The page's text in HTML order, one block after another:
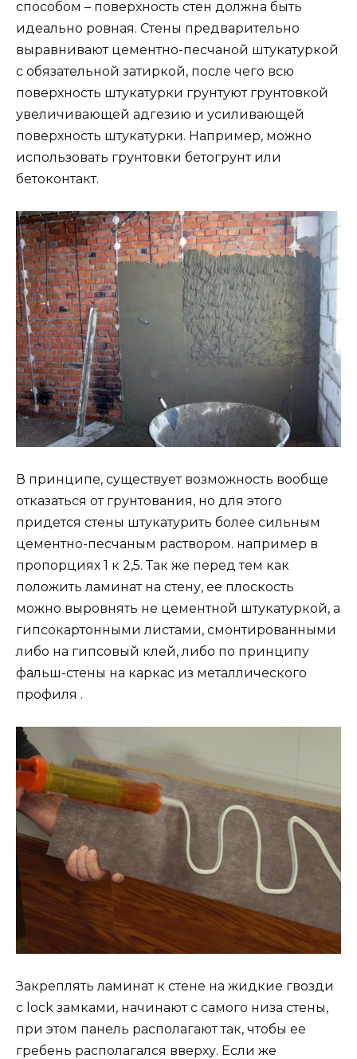
способом – поверхность стен должна быть
идеально ровная. Стены предварительно
выравнивают цементно-песчаной штукатуркой
с обязательной затиркой, после чего всю
поверхность штукатурки грунтуют грунтовкой
увеличивающей адгезию и усиливающей
поверхность штукатурки. Например, можно
использовать грунтовки бетогрунт или
бетоконтакт.
В принципе, существует возможность вообще
отказаться от грунтования, но для этого
придется стены штукатурить более сильным
цементно-песчаным раствором. например в
пропорциях 1 к 2,5. Так же перед тем как
положить ламинат на стену, ее плоскость
можно выровнять не цементной штукатуркой, а
гипсокартонными листами, смонтированными
либо на гипсовый клей, либо по принципу
фальш-стены на каркас из металлического
профиля .
Закреплять ламинат к стене на жидкие гвозди
с lock замками, начинают с самого низа стены,
при этом панель располагают так, чтобы ее
гребень располагался вверху. Если же